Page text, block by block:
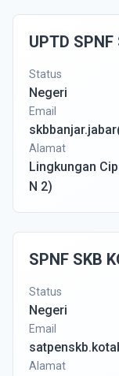
UPTD
Status
Negeri
Email
Alamat
Lingkungan
N 2)
SPNF SKB
Status
Negeri
Email
Alamat